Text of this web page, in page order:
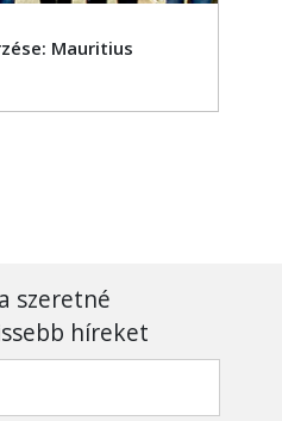
Mauritius
szeretné
híreket